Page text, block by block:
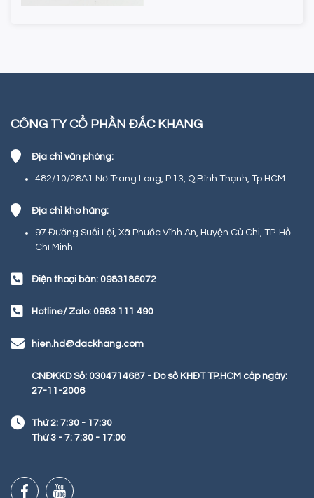
CÔNG TY CỔ PHẦN ĐẮC KHANG
Địa chỉ văn phòng:
482/10/28A1 Nơ Trang Long, P.13, Q.Bình Thạnh, Tp.HCM
Địa chỉ kho hàng:
97 Đường Suối Lội, Xã Phước Vĩnh An, Huyện Củ Chi, TP. Hồ
Chí Minh
Điện thoại bàn: 0983186072
Hotline/ Zalo: 0983 111 490
hien.hd@dackhang.com
CNĐKKD Số: 0304714687 - Do sở KHĐT TP.HCM cấp ngày:
27-11-2006
Thứ 2: 7:30 - 17:30
Thứ 3 - 7: 7:30 - 17:00